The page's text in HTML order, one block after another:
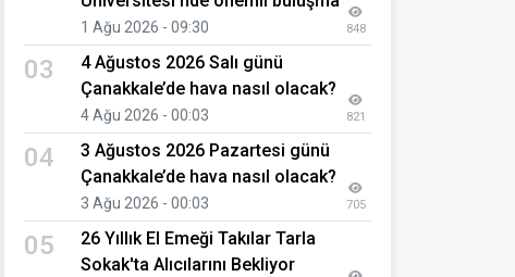
1 Ağu 2026 - 09:30 848
03
4 Ağustos 2026 Salı günü
Çanakkale’de hava nasıl olacak?
4 Ağu 2026 - 00:03 821
04
3 Ağustos 2026 Pazartesi günü
Çanakkale’de hava nasıl olacak?
3 Ağu 2026 - 00:03 705
05
26 Yıllık El Emeği Takılar Tarla
Sokak'ta Alıcılarını Bekliyor